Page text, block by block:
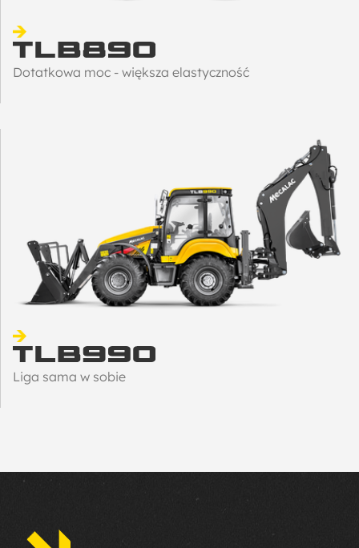
Dotatkowa moc - większa elastyczność
Liga sama w sobie